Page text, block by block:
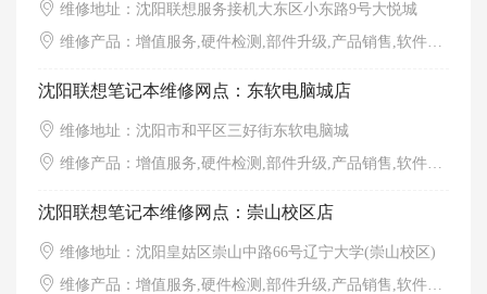
维修地址：沈阳联想服务接机大东区小东路9号大悦城
维修产品：增值服务,硬件检测,部件升级,产品销售,软件调试,外观清洁
沈阳联想笔记本维修网点：东软电脑城店
维修地址：沈阳市和平区三好街东软电脑城
维修产品：增值服务,硬件检测,部件升级,产品销售,软件调试,外观清洁
沈阳联想笔记本维修网点：崇山校区店
维修地址：沈阳皇姑区崇山中路66号辽宁大学(崇山校区)
维修产品：增值服务,硬件检测,部件升级,产品销售,软件调试,外观清洁